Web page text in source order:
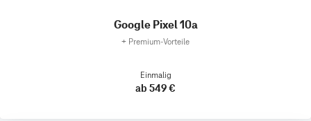
Google Pixel 10a
+ Premium‑Vorteile
Einmalig
ab 549 €